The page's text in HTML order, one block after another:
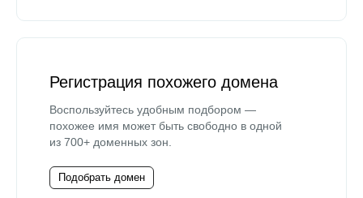
Регистрация похожего домена
Воспользуйтесь удобным подбором —
похожее имя может быть свободно в одной
из 700+ доменных зон.
Подобрать домен